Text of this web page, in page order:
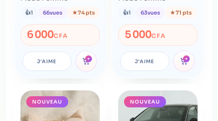
👍1 66vues ★74 pts
6 000CFA
J'AIME +
👍1 63vues ★71 pts
5 000CFA
J'AIME +
NOUVEAU NOUVEAU